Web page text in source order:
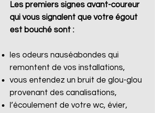
Les premiers signes avant-coureur
qui vous signalent que votre égout
est bouché sont :
les odeurs nauséabondes qui
remontent de vos installations,
vous entendez un bruit de glou-glou
provenant des canalisations,
l’écoulement de votre wc, évier,